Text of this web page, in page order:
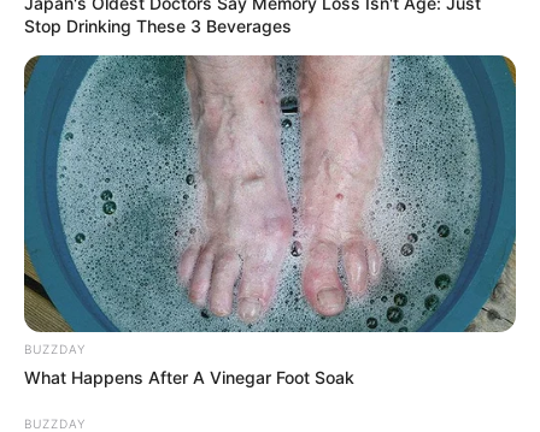
Stop Drinking These 3 Beverages
BUZZDAY
What Happens After A Vinegar Foot Soak
BUZZDAY